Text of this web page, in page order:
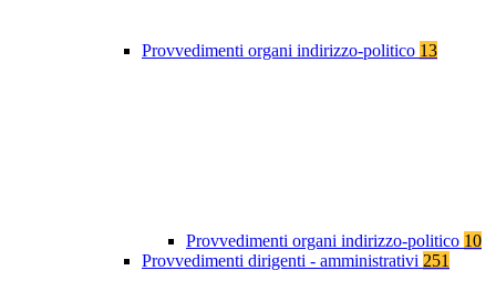
Provvedimenti organi indirizzo-politico 13
Provvedimenti organi indirizzo-politico 10
Provvedimenti dirigenti - amministrativi 251